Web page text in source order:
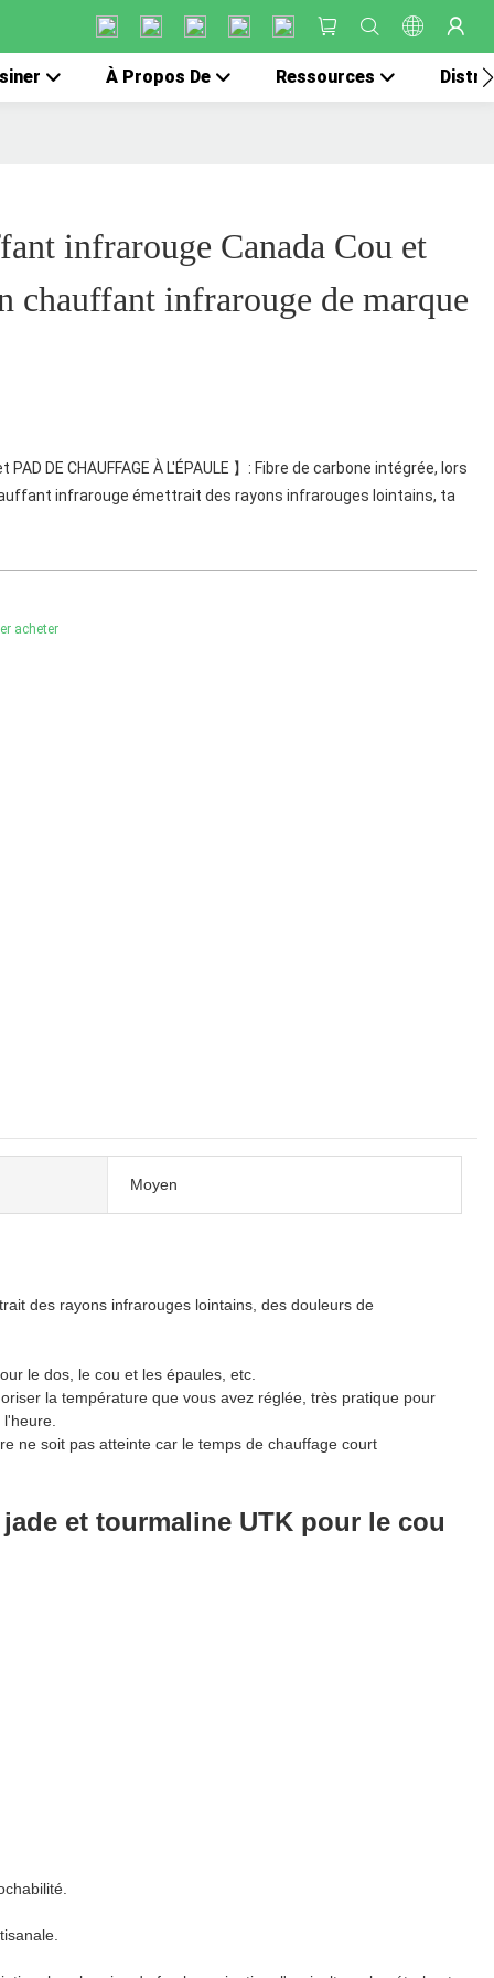
À Propos De Ressources
infrarouge Canada Cou et
chauffant infrarouge de marque
PAD DE CHAUFFAGE À L'ÉPAULE 】: Fibre de carbone intégrée, lors
infrarouge émettrait des rayons infrarouges lointains, ta
acheter
Moyen
des rayons infrarouges lointains, des douleurs de
le dos, le cou et les épaules, etc.
la température que vous avez réglée, très pratique pour
ne soit pas atteinte car le temps de chauffage court
et tourmaline UTK pour le cou